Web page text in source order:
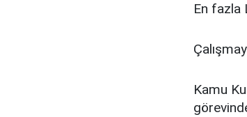
En fazla
Kamu